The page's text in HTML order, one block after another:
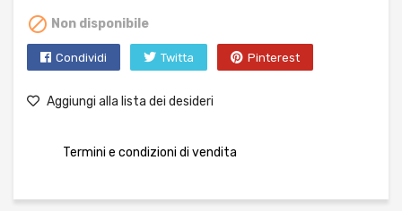
 Non disponibile
Condividi Twitta Pinterest
Aggiungi alla lista dei desideri
Termini e condizioni di vendita